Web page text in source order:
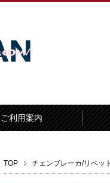
ご利用案内
TOP チェンブレーカ/リベッ